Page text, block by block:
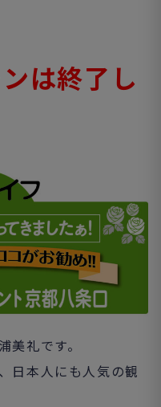
は終了し
美礼です。
日本人にも人気の観